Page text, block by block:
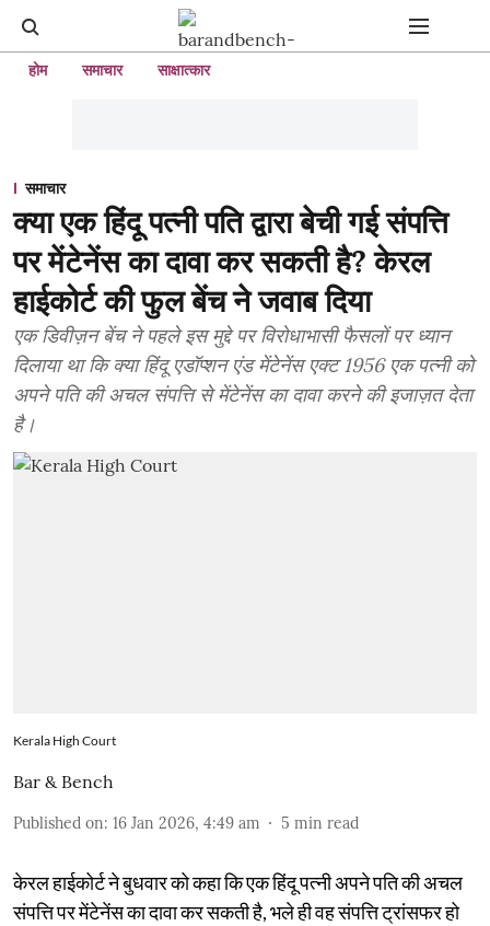
होम समाचार साक्षात्कार
समाचार
क्या एक हिंदू पत्नी पति द्वारा बेची गई संपत्ति
पर मेंटेनेंस का दावा कर सकती है? केरल
हाईकोर्ट की फुल बेंच ने जवाब दिया
एक डिवीज़न बेंच ने पहले इस मुद्दे पर विरोधाभासी फैसलों पर ध्यान
दिलाया था कि क्या हिंदू एडॉप्शन एंड मेंटेनेंस एक्ट 1956 एक पत्नी को
अपने पति की अचल संपत्ति से मेंटेनेंस का दावा करने की इजाज़त देता
है।
Kerala High Court
Bar & Bench
Published on: 16 Jan 2026, 4:49 am 5 min read
केरल हाईकोर्ट ने बुधवार को कहा कि एक हिंदू पत्नी अपने पति की अचल
संपत्ति पर मेंटेनेंस का दावा कर सकती है, भले ही वह संपत्ति ट्रांसफर हो